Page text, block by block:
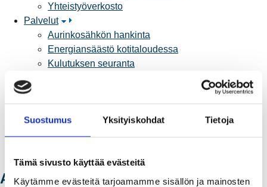
Suostumus Yksityiskohdat Tietoja
Tämä sivusto käyttää evästeitä
Käytämme evästeitä tarjoamamme sisällön ja mainosten
Yhteistyöverkosto
Palvelut
Aurinkosähkön hankinta
Energiansäästö kotitaloudessa
Kulutuksen seuranta
Sähköauton lataaminen
Valtakirja ja asiointi toisen puolesta
Yhteystiedot
Ota yhteyttä
Ajankohtaista